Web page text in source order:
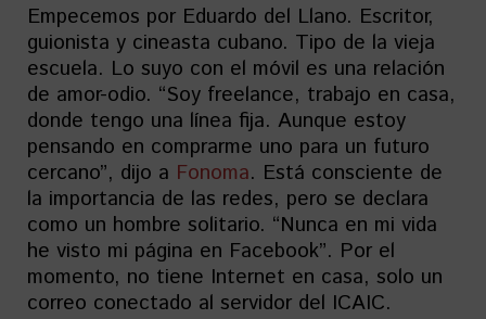
Empecemos por Eduardo del Llano. Escritor,
guionista y cineasta cubano. Tipo de la vieja
escuela. Lo suyo con el móvil es una relación
de amor-odio. “Soy freelance, trabajo en casa,
donde tengo una línea fija. Aunque estoy
pensando en comprarme uno para un futuro
cercano”, dijo a Fonoma. Está consciente de
la importancia de las redes, pero se declara
como un hombre solitario. “Nunca en mi vida
he visto mi página en Facebook”. Por el
momento, no tiene Internet en casa, solo un
correo conectado al servidor del ICAIC.